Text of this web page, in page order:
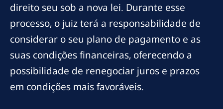
direito seu sob a nova lei. Durante esse
processo, o juiz terá a responsabilidade de
considerar o seu plano de pagamento e as
suas condições financeiras, oferecendo a
possibilidade de renegociar juros e prazos
em condições mais favoráveis.